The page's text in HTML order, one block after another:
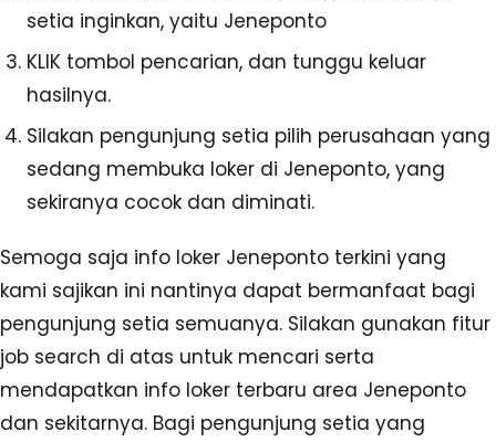
setia inginkan, yaitu Jeneponto
KLIK tombol pencarian, dan tunggu keluar
hasilnya.
Silakan pengunjung setia pilih perusahaan yang
sedang membuka loker di Jeneponto, yang
sekiranya cocok dan diminati.
Semoga saja info loker Jeneponto terkini yang
kami sajikan ini nantinya dapat bermanfaat bagi
pengunjung setia semuanya. Silakan gunakan fitur
job search di atas untuk mencari serta
mendapatkan info loker terbaru area Jeneponto
dan sekitarnya. Bagi pengunjung setia yang